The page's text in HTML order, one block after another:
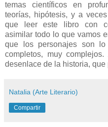
temas científicos en
teorías, hipótesis, y a
que leer este libro con
asimilar todo lo que vamos
que los personajes son
completos, muy
desenlace de la historia, que
Natalia (Arte Literario)
Compartir